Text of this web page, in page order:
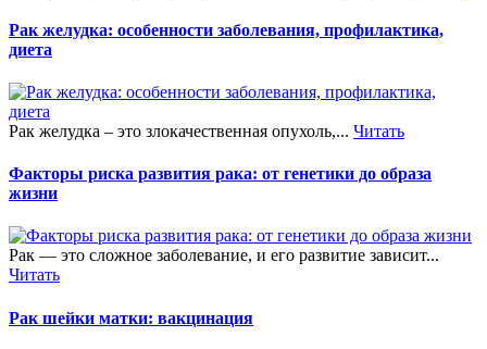
Рак желудка: особенности заболевания, профилактика,
диета
Рак желудка – это злокачественная опухоль,... Читать
Факторы риска развития рака: от генетики до образа
жизни
Рак — это сложное заболевание, и его развитие зависит...
Читать
Рак шейки матки: вакцинация